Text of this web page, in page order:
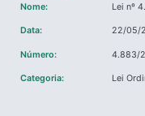
Nome:
Lei nº
Data: 22/05/
Número: 4.883/
Categoria: Lei